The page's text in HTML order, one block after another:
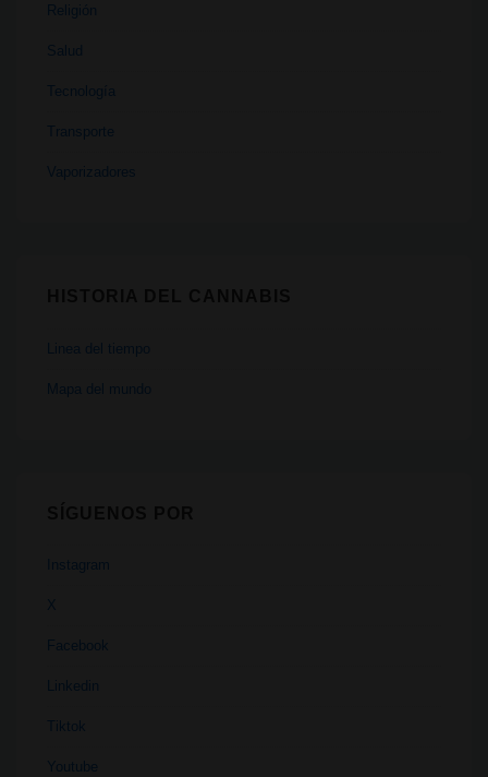
Religión
Salud
Tecnología
Transporte
Vaporizadores
Linea del tiempo
Mapa del mundo
Instagram
X
Facebook
Linkedin
Tiktok
Youtube